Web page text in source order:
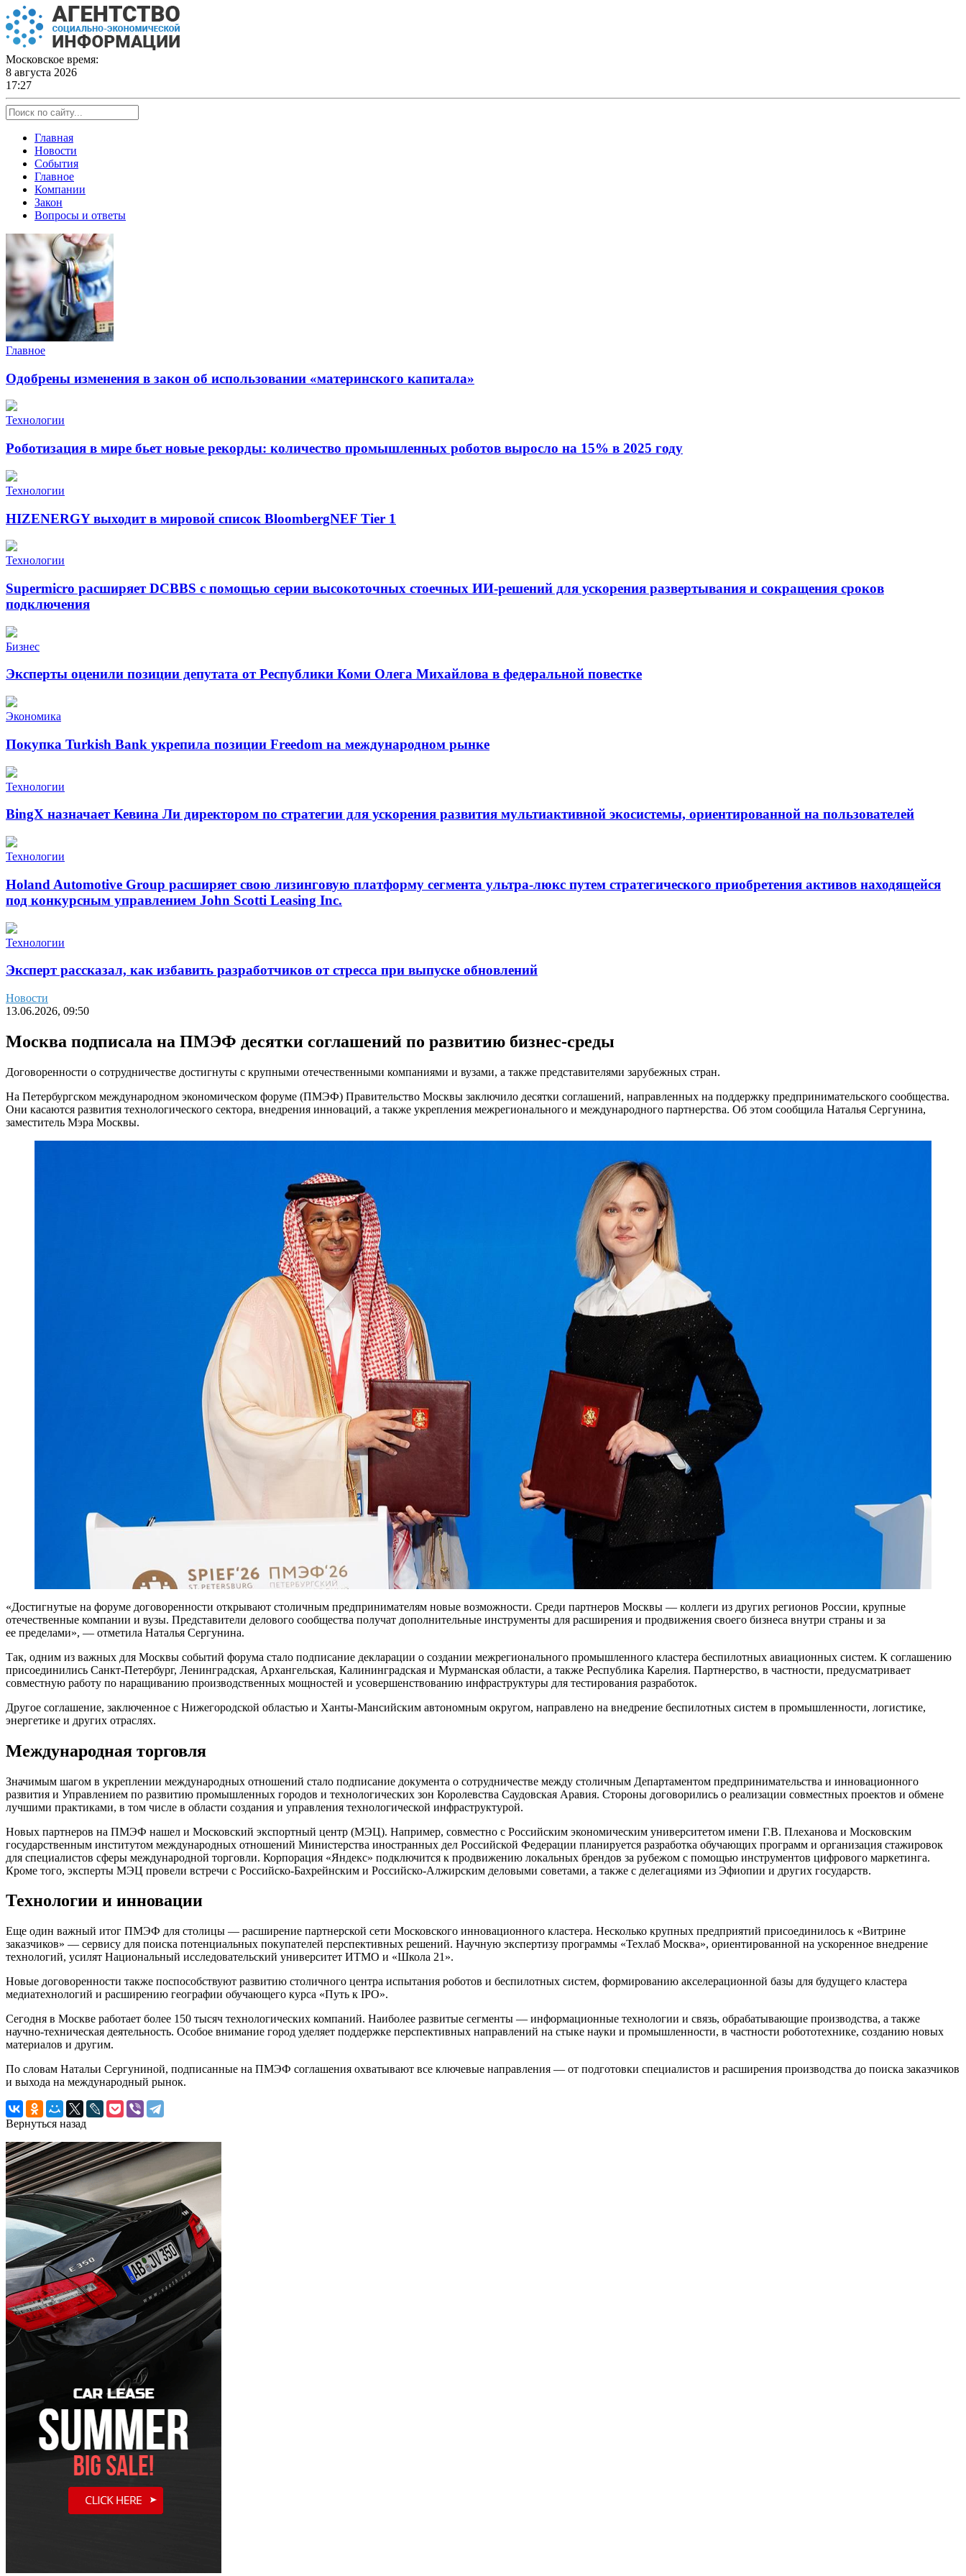
Skip
to
content
Московское время:
8 августа 2026
17:27
Главная
Новости
События
Главное
Компании
Закон
Вопросы и ответы
Главное
Одобрены изменения в закон об использовании «материнского капитала»
Технологии
Роботизация в мире бьет новые рекорды: количество промышленных роботов выросло на 15% в 2025 году
Технологии
HIZENERGY выходит в мировой список BloombergNEF Tier 1
Технологии
Supermicro расширяет DCBBS с помощью серии высокоточных стоечных ИИ-решений для ускорения развертывания и сокращения сроков
подключения
Бизнес
Эксперты оценили позиции депутата от Республики Коми Олега Михайлова в федеральной повестке
Экономика
Покупка Turkish Bank укрепила позиции Freedom на международном рынке
Технологии
BingX назначает Кевина Ли директором по стратегии для ускорения развития мультиактивной экосистемы, ориентированной на пользователей
Технологии
Holand Automotive Group расширяет свою лизинговую платформу сегмента ультра-люкс путем стратегического приобретения активов находящейся
под конкурсным управлением John Scotti Leasing Inc.
Технологии
Эксперт рассказал, как избавить разработчиков от стресса при выпуске обновлений
Новости
13.06.2026, 09:50
Москва подписала на ПМЭФ десятки соглашений по развитию бизнес-среды
Договоренности о сотрудничестве достигнуты с крупными отечественными компаниями и вузами, а также представителями зарубежных стран.
На Петербургском международном экономическом форуме (ПМЭФ) Правительство Москвы заключило десятки соглашений, направленных на поддержку предпринимательского сообщества.
Они касаются развития технологического сектора, внедрения инноваций, а также укрепления межрегионального и международного партнерства. Об этом сообщила Наталья Сергунина,
заместитель Мэра Москвы.
«Достигнутые на форуме договоренности открывают столичным предпринимателям новые возможности. Среди партнеров Москвы — коллеги из других регионов России, крупные
отечественные компании и вузы. Представители делового сообщества получат дополнительные инструменты для расширения и продвижения своего бизнеса внутри страны и за
ее пределами», — отметила Наталья Сергунина.
Так, одним из важных для Москвы событий форума стало подписание декларации о создании межрегионального промышленного кластера беспилотных авиационных систем. К соглашению
присоединились Санкт-Петербург, Ленинградская, Архангельская, Калининградская и Мурманская области, а также Республика Карелия. Партнерство, в частности, предусматривает
совместную работу по наращиванию производственных мощностей и усовершенствованию инфраструктуры для тестирования разработок.
Другое соглашение, заключенное с Нижегородской областью и Ханты-Мансийским автономным округом, направлено на внедрение беспилотных систем в промышленности, логистике,
энергетике и других отраслях.
Международная торговля
Значимым шагом в укреплении международных отношений стало подписание документа о сотрудничестве между столичным Департаментом предпринимательства и инновационного
развития и Управлением по развитию промышленных городов и технологических зон Королевства Саудовская Аравия. Стороны договорились о реализации совместных проектов и обмене
лучшими практиками, в том числе в области создания и управления технологической инфраструктурой.
Новых партнеров на ПМЭФ нашел и Московский экспортный центр (МЭЦ). Например, совместно с Российским экономическим университетом имени Г.В. Плеханова и Московским
государственным институтом международных отношений Министерства иностранных дел Российской Федерации планируется разработка обучающих программ и организация стажировок
для специалистов сферы международной торговли. Корпорация «Яндекс» подключится к продвижению локальных брендов за рубежом с помощью инструментов цифрового маркетинга.
Кроме того, эксперты МЭЦ провели встречи с Российско-Бахрейнским и Российско-Алжирским деловыми советами, а также с делегациями из Эфиопии и других государств.
Технологии и инновации
Еще один важный итог ПМЭФ для столицы — расширение партнерской сети Московского инновационного кластера. Несколько крупных предприятий присоединилось к «Витрине
заказчиков» — сервису для поиска потенциальных покупателей перспективных решений. Научную экспертизу программы «Техлаб Москва», ориентированной на ускоренное внедрение
технологий, усилят Национальный исследовательский университет ИТМО и «Школа 21».
Новые договоренности также поспособствуют развитию столичного центра испытания роботов и беспилотных систем, формированию акселерационной базы для будущего кластера
медиатехнологий и расширению географии обучающего курса «Путь к IPO».
Сегодня в Москве работает более 150 тысяч технологических компаний. Наиболее развитые сегменты — информационные технологии и связь, обрабатывающие производства, а также
научно-техническая деятельность. Особое внимание город уделяет поддержке перспективных направлений на стыке науки и промышленности, в частности робототехнике, созданию новых
материалов и другим.
По словам Натальи Сергуниной, подписанные на ПМЭФ соглашения охватывают все ключевые направления — от подготовки специалистов и расширения производства до поиска заказчиков
и выхода на международный рынок.
Вернуться назад